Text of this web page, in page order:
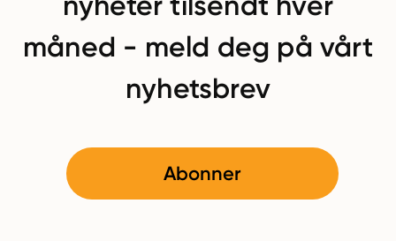
måned - meld deg på vårt
nyhetsbrev
Abonner